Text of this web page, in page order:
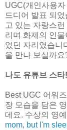
UGC(개인사용
드디어 발표 되
고 있는 자랑스
리며 화제의 인
었던 자리였습니
을 만나 보실까요
나도 유튜브 스
Best UGC 어워
장 모습을 담은
데요. 수상의 영
mom, but I'm